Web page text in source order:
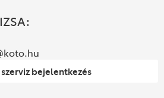
bejelentkezés